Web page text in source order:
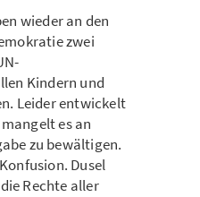
wieder an den
zwei
Kindern und
Leider entwickelt
es an
zu bewältigen.
Dusel
Rechte aller